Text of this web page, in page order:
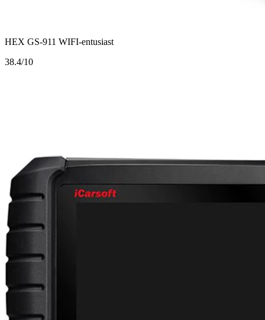
HEX GS-911 WIFI-entusiast
38.4/10